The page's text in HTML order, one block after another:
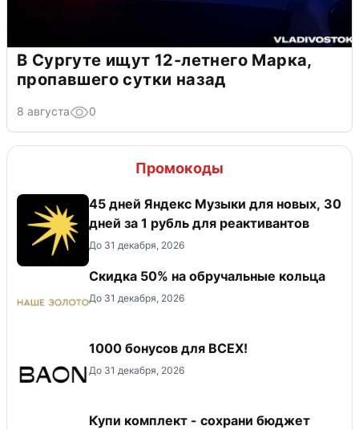
В Сургуте ищут 12-летнего Марка,
пропавшего сутки назад
8 августа 0
Промокоды
45 дней Яндекс Музыки для новых, 30
дней за 1 рубль для реактивантов
До 31 декабря, 2026
Скидка 50% на обручальные кольца
До 31 декабря, 2026
1000 бонусов для ВСЕХ!
До 31 декабря, 2026
Купи комплект - сохрани бюджет